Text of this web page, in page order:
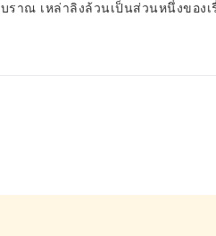
าณ เหล่าลิงล้วนเป็นส่วนหนึ่งของ